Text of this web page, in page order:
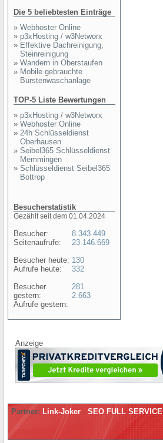
Die 5 beliebtesten Einträge
» Webhoster Online
» p3xHosting / w3Networx
» Effektive Dachreinigung,
Steinreinigung
» Wandern in Oberstaufen
» Mobile gebrauchte
Bürstenwaschanlage
TOP-5 Liste Bewertungen
» p3xHosting / w3Networx
» Webhoster Online
» 24h Schlüsseldienst
Oberhausen
» Seibel365 Schlüsseldienst
Memmingen
» Schlüsseldienst Seibel365
Bottrop
Besucherstatistik
Gezählt seit dem 01.04.2024
Besucher:
Seitenaufrufe:
Besucher heute:
Aufrufe heute:
Besucher
gestern:
Aufrufe gestern:
8.343.449
23.146.669
130
332
281
2.663
Anzeige
Partner: Link-Joker - SEO FULL SERVICE